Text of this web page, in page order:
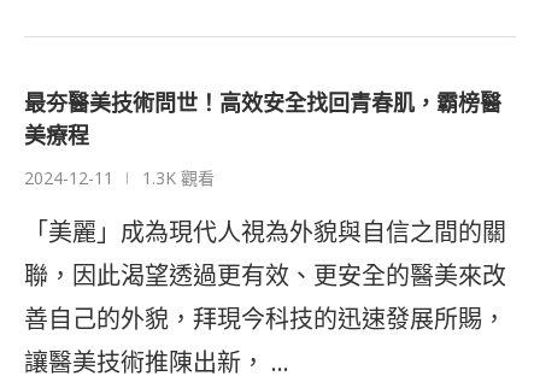
最夯醫美技術問世！高效安全找回青春肌，霸榜醫
美療程
2024-12-11 1.3K 觀看
「美麗」成為現代人視為外貌與自信之間的關
聯，因此渴望透過更有效、更安全的醫美來改
善自己的外貌，拜現今科技的迅速發展所賜，
讓醫美技術推陳出新， …